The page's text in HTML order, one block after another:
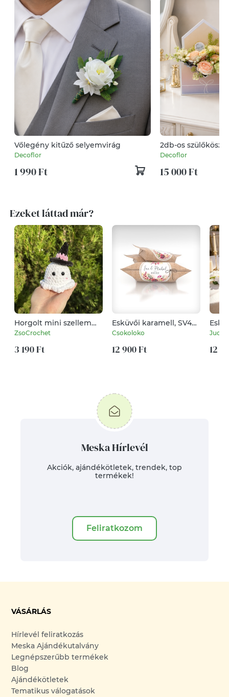
Vőlegény kitűző selyemvirág
Decoflor
1 990 Ft
2db-os szülőköszöntő
szett boríték
Decoflor
15 000 Ft
Ezeket láttad már?
Horgolt mini szellem
plüss
ZsoCrochet
3 190 Ft
Esküvői karamell, SV49
minta (1 kg)
Csokoloko
12 900 Ft 12
Meska Hírlevél
Akciók, ajándékötletek, trendek, top
termékek!
Feliratkozom
VÁSÁRLÁS
Hírlevél feliratkozás
Meska Ajándékutalvány
Legnépszerűbb termékek
Blog
Ajándékötletek
Tematikus válogatások